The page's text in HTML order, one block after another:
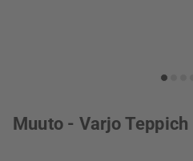
Muuto - Varjo Teppich